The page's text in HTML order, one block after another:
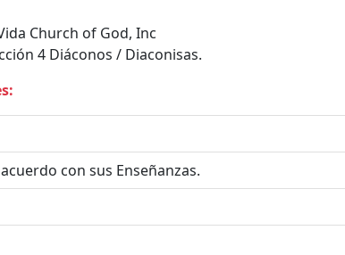
Church of God, Inc
4 Diáconos / Diaconisas.
con sus Enseñanzas.